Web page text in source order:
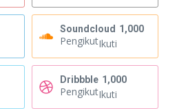
Soundcloud 1,000
PengikutIkuti
Dribbble 1,000
PengikutIkuti